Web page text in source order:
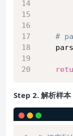
#
Step 2. 解析样本